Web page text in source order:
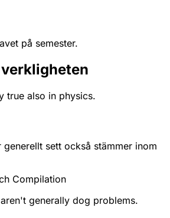
på semester.
true also in physics.
sett också stämmer inom
Compilation
generally dog problems.